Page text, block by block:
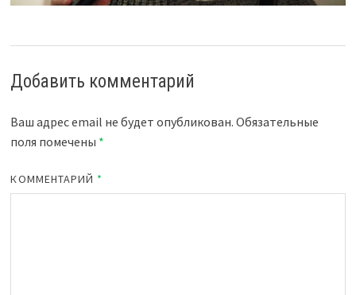
Добавить комментарий
Ваш адрес email не будет опубликован. Обязательные
поля помечены *
КОММЕНТАРИЙ *